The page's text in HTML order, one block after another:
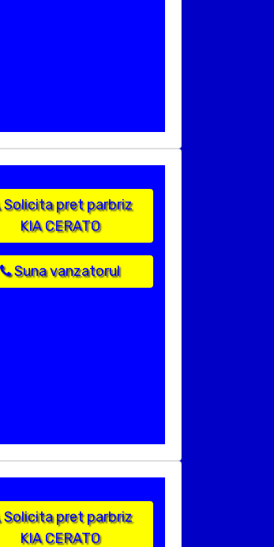
Solicita pret parbriz
KIA CERATO
Suna vanzatorul
Solicita pret parbriz
KIA CERATO